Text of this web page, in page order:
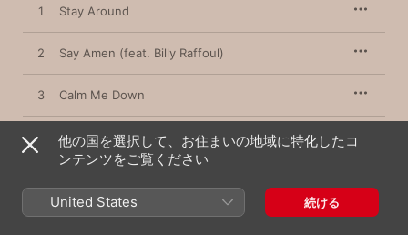
1 Stay Around
2 Say Amen (feat. Billy Raffoul)
3 Calm Me Down
4 I Wanna Go Out
Neighborhood (feat. Bear Rinehart &
NEEDTOBREATHE)
6 Can't Stop Me Now
他の国を選択して、お住まいの地域に特化したコ
ンテンツをご覧ください
United States 続ける